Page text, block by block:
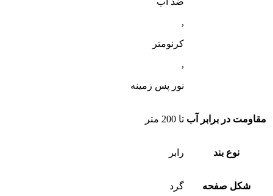
,
کرنومتر
,
نور پس زمینه
مقاومت در برابر آب تا 200 متر
نوع بند رابر
شکل صفحه گرد